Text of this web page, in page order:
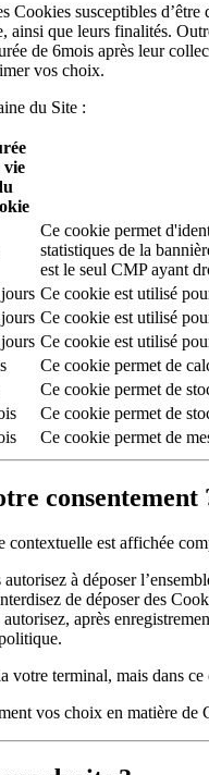
Cookies susceptibles
que leurs finalités.
de 6mois après leur
vos choix.
du Site :
vie
Ce cookie permet
statistiques de la
est le seul CMP ayant
Ce cookie est utilisé
Ce cookie est utilisé
Ce cookie est utilisé
Ce cookie permet de
Ce cookie permet de
Ce cookie permet de
Ce cookie permet de
consentement
est affichée
à déposer
de déposer des
après
votre terminal, mais dans
vos choix en matière de